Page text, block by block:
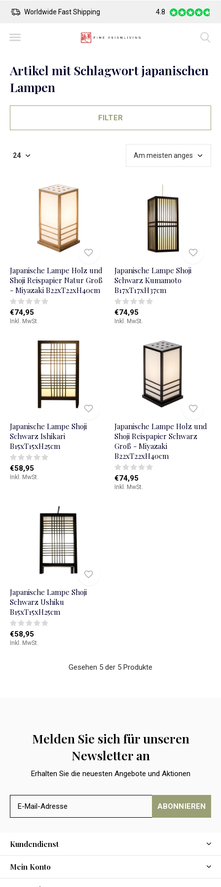
Worldwide Fast Shipping Safe Payment
4.8
Artikel mit Schlagwort japanischen
Lampen
FILTER
Japanische Lampe Holz und
Shoji Reispapier Natur Groß
- Miyazaki B22xT22xH40cm
€74,95
Inkl. MwSt.
Japanische Lampe Shoji
Schwarz Kumamoto
B17xT17xH37cm
€74,95
Inkl. MwSt.
Japanische Lampe Shoji
Schwarz Ishikari
B15xT15xH25cm
€58,95
Inkl. MwSt.
Japanische Lampe Holz und
Shoji Reispapier Schwarz
Groß - Miyazaki
B22xT22xH40cm
€74,95
Inkl. MwSt.
Japanische Lampe Shoji
Schwarz Ushiku
B15xT15xH25cm
€58,95
Inkl. MwSt.
Gesehen 5 der 5 Produkte
Melden Sie sich für unseren
Newsletter an
Erhalten Sie die neuesten Angebote und Aktionen
ABONNIEREN
Kundendienst
Mein Konto